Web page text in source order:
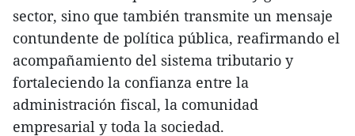
sector, sino que también transmite un mensaje
contundente de política pública, reafirmando el
acompañamiento del sistema tributario y
fortaleciendo la confianza entre la
administración fiscal, la comunidad
empresarial y toda la sociedad.